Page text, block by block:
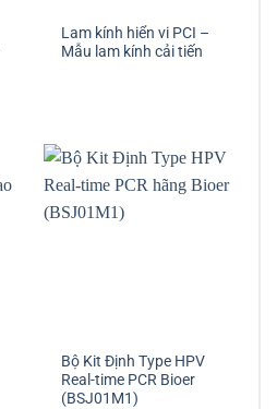
Lam kính hiển vi PCI –
Mẫu lam kính cải tiến
Bộ Kit Định Type HPV
Real-time PCR Bioer
(BSJ01M1)